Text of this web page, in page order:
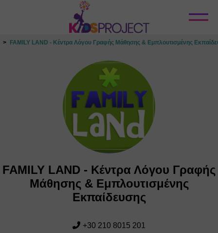
Κλείσιμο
FAMILY LAND - Κέντρα Λόγου Γραφής Μάθησης & Εμπλουτισμένης
FAMILY LAND - Κέντρα Λόγου Γραφής
Μάθησης & Εμπλουτισμένης
Εκπαίδευσης
+30 210 8015 201